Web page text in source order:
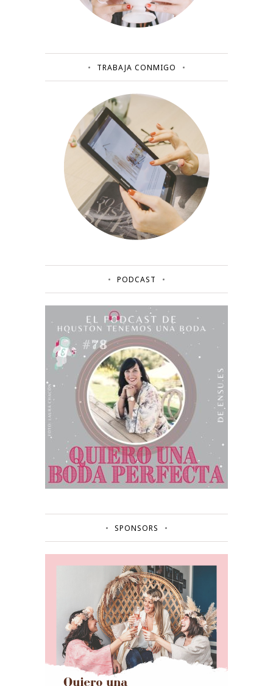
TRABAJA CONMIGO
PODCAST
SPONSORS